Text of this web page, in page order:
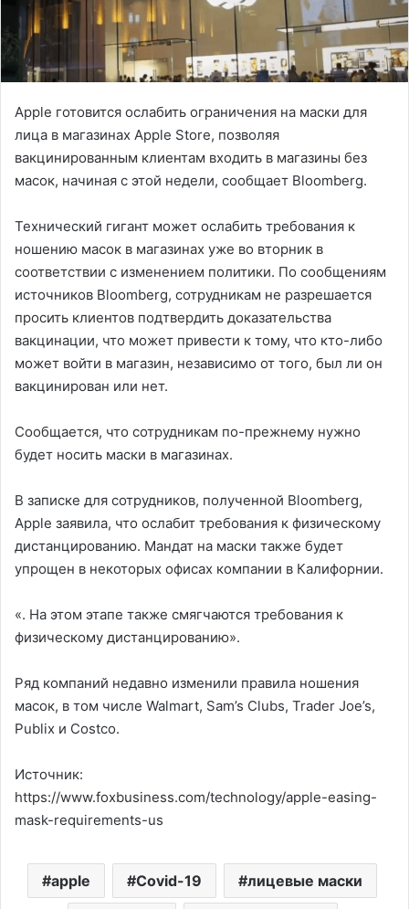
Apple готовится ослабить ограничения на маски для
лица в магазинах Apple Store, позволяя
вакцинированным клиентам входить в магазины без
масок, начиная с этой недели, сообщает Bloomberg.
Технический гигант может ослабить требования к
ношению масок в магазинах уже во вторник в
соответствии с изменением политики. По сообщениям
источников Bloomberg, сотрудникам не разрешается
просить клиентов подтвердить доказательства
вакцинации, что может привести к тому, что кто-либо
может войти в магазин, независимо от того, был ли он
вакцинирован или нет.
Сообщается, что сотрудникам по-прежнему нужно
будет носить маски в магазинах.
В записке для сотрудников, полученной Bloomberg,
Apple заявила, что ослабит требования к физическому
дистанцированию. Мандат на маски также будет
упрощен в некоторых офисах компании в Калифорнии.
«. На этом этапе также смягчаются требования к
физическому дистанцированию».
Ряд компаний недавно изменили правила ношения
масок, в том числе Walmart, Sam’s Clubs, Trader Joe’s,
Publix и Costco.
Источник:
https://www.foxbusiness.com/technology/apple-easing-
mask-requirements-us
apple Covid-19 лицевые маски